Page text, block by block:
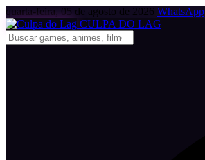
quarta-feira, 05 de agosto de 2026 WhatsApp
CULPA DO LAG